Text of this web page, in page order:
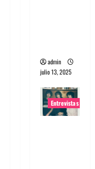
admin
julio 13, 2025
Entrevistas